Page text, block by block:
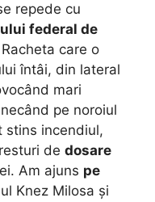
repede cu
federal de
care o
întâi, din lateral
mari
pe noroiul
stins incendiul,
de dosare
Am ajuns pe
Knez Milosa și